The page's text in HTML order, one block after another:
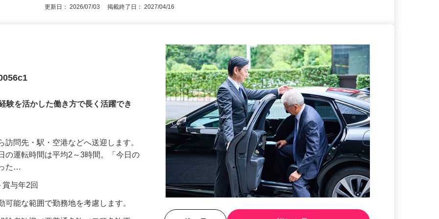
訪問先・駅・空港などへ送迎します。
の運転時間は平均2～3時間。「今日の
った…
与年2回